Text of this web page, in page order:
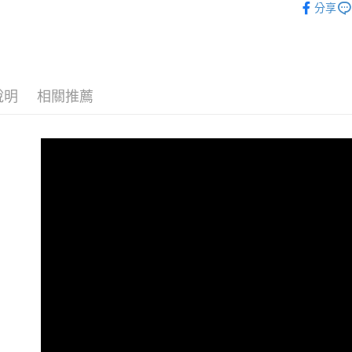
ATM付款
分享
明 相關推薦